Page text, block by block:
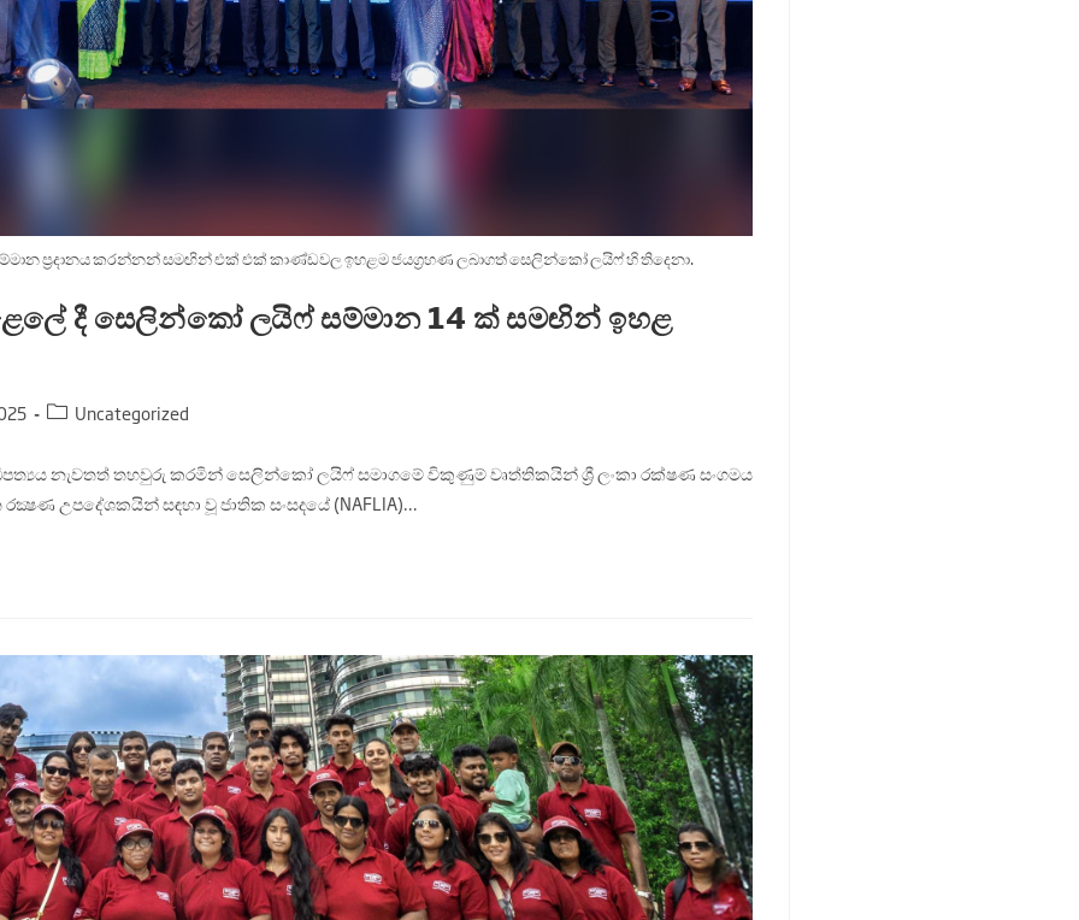
ප්‍රදානය කරන්නන් සමඟින් එක් එක් කාණ්ඩවල ඉහළම ජයග්‍රහණ ලබාගත් සෙලින්කෝ ලයිෆ් හි තිදෙනා.
දී සෙලින්කෝ ලයිෆ් සම්මාන 14 ක් සමඟින් ඉහළ
Uncategorized
නැවතත් තහවුරු කරමින් සෙලින්කෝ ලයිෆ් සමාගමේ විකුණුම් වෘත්තිකයින් ශ්‍රී ලංකා රක්ෂණ සංගමය
උපදේශකයින් සඳහා වූ ජාතික සංසදයේ (NAFLIA)…